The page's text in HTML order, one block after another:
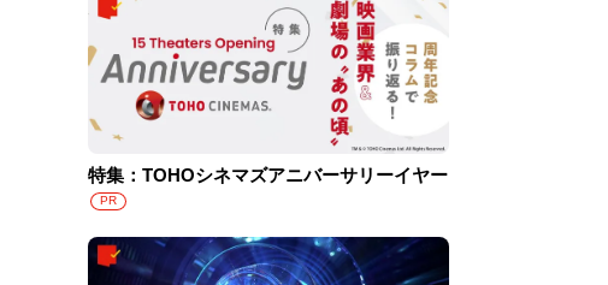
特集：TOHOシネマズアニバーサリーイヤー
PR